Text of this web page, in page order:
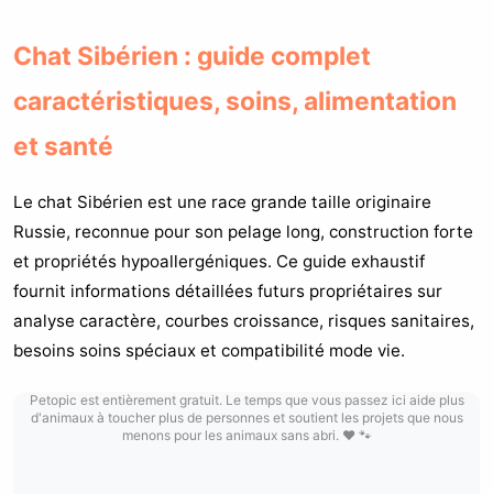
Chat Sibérien : guide complet
caractéristiques, soins, alimentation
et santé
Le chat Sibérien est une race grande taille originaire
Russie, reconnue pour son pelage long, construction forte
et propriétés hypoallergéniques. Ce guide exhaustif
fournit informations détaillées futurs propriétaires sur
analyse caractère, courbes croissance, risques sanitaires,
besoins soins spéciaux et compatibilité mode vie.
Petopic est entièrement gratuit. Le temps que vous passez ici aide plus
d'animaux à toucher plus de personnes et soutient les projets que nous
menons pour les animaux sans abri. ❤️ 🐾